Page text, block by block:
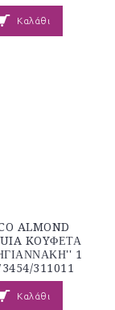
Καλάθι
ALMOND
KOYΦΕΤΑ
1
311011
Καλάθι